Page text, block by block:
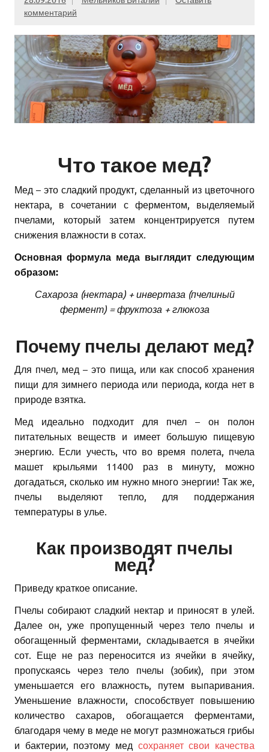
комментарий
Что такое мед?
Мед – это сладкий продукт, сделанный из цветочного
нектара, в сочетании с ферментом, выделяемый
пчелами, который затем концентрируется путем
снижения влажности в сотах.
Основная формула меда выглядит следующим
образом:
Сахароза (нектара) + инвертаза (пчелиный
фермент) = фруктоза + глюкоза
Почему пчелы делают мед?
Для пчел, мед – это пища, или как способ хранения
пищи для зимнего периода или периода, когда нет в
природе взятка.
Мед идеально подходит для пчел – он полон
питательных веществ и имеет большую пищевую
энергию. Если учесть, что во время полета, пчела
машет крыльями 11400 раз в минуту, можно
догадаться, сколько им нужно много энергии! Так же,
пчелы выделяют тепло, для поддержания
температуры в улье.
Как производят пчелы
мед?
Приведу краткое описание.
Пчелы собирают сладкий нектар и приносят в улей.
Далее он, уже пропущенный через тело пчелы и
обогащенный ферментами, складывается в ячейки
сот. Еще не раз переносится из ячейки в ячейку,
пропускаясь через тело пчелы (зобик), при этом
уменьшается его влажность, путем выпаривания.
Уменьшение влажности, способствует повышению
количество сахаров, обогащается ферментами,
благодаря чему в меде не могут размножаться грибы
и бактерии, поэтому мед сохраняет свои качества